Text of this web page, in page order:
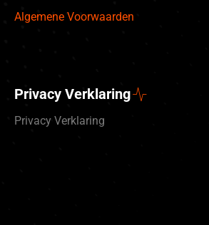
Algemene Voorwaarden
Privacy Verklaring
Privacy Verklaring